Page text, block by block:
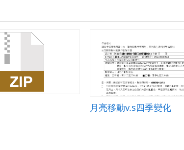
月亮移動v.s四季變化